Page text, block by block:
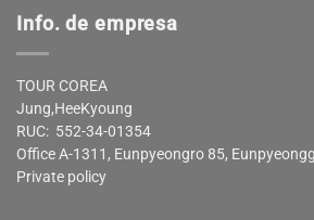
Info. de empresa
TOUR COREA
Jung,HeeKyoung
RUC: 552-34-01354
Office A-1311, Eunpyeongro 85,
Private policy